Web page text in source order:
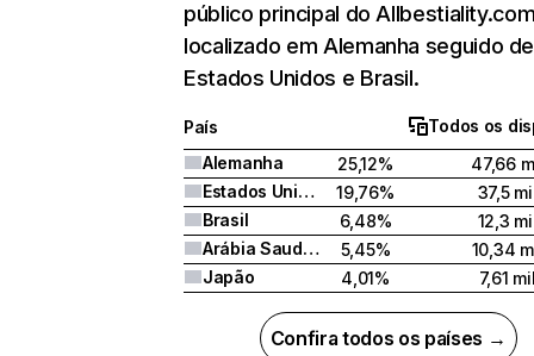
público principal do
localizado em Alemanha seguido de
Estados Unidos e Brasil.
País
Todos os
Alemanha
25,12%
47,66
Estados Unidos
19,76%
37,5
Brasil
6,48%
12,3
Arábia Saudita
5,45%
10,34
Japão
4,01% 7,61
Confira todos os países →